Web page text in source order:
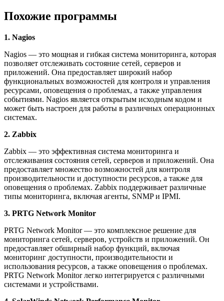
Похожие программы
1. Nagios
Nagios — это мощная и гибкая система мониторинга, которая
позволяет отслеживать состояние сетей, серверов и
приложений. Она предоставляет широкий набор
функциональных возможностей для контроля и управления
ресурсами, оповещения о проблемах, а также управления
событиями. Nagios является открытым исходным кодом и
может быть настроен для работы в различных операционных
системах.
2. Zabbix
Zabbix — это эффективная система мониторинга и
отслеживания состояния сетей, серверов и приложений. Она
предоставляет множество возможностей для контроля
производительности и доступности ресурсов, а также для
оповещения о проблемах. Zabbix поддерживает различные
типы мониторинга, включая агенты, SNMP и IPMI.
3. PRTG Network Monitor
PRTG Network Monitor — это комплексное решение для
мониторинга сетей, серверов, устройств и приложений. Он
предоставляет обширный набор функций, включая
мониторинг доступности, производительности и
использования ресурсов, а также оповещения о проблемах.
PRTG Network Monitor легко интегрируется с различными
системами и устройствами.